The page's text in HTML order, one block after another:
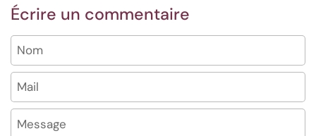
Écrire un commentaire
Nom
Mail
Message